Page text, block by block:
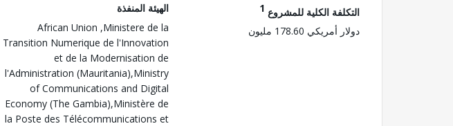
التكلفة الكلية للمشروع 1
دولار أمريكي 178.60 مليون
الهيئة المنفذة
African Union ,Ministere de la
Transition Numerique de l'Innovation
et de la Modernisation de
l'Administration (Mauritania),Ministry
of Communications and Digital
Economy (The Gambia),Ministère de
la Poste des Télécommunications et